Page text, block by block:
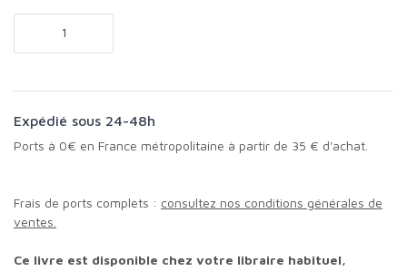
Expédié sous 24-48h
Ports à 0€ en France métropolitaine à partir de 35 € d'achat.
Frais de ports complets : consultez nos conditions générales de
ventes.
Ce livre est disponible chez votre libraire habituel,